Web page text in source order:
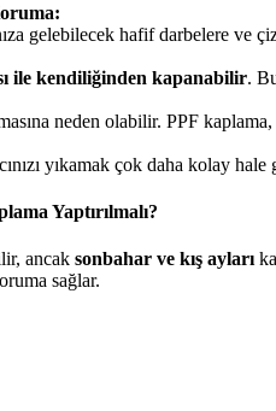
gelebilecek hafif darbelere ve
ile kendiliğinden kapanabilir.
neden olabilir. PPF
yıkamak çok daha kolay
Yaptırılmalı?
ancak sonbahar ve kış ayları
sağlar.